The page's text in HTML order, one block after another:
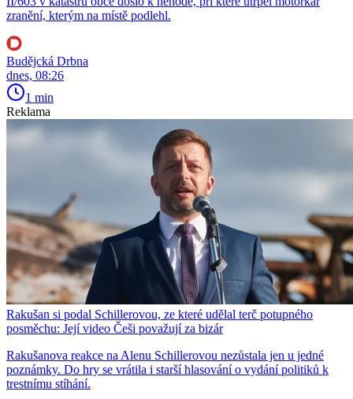
zranění, kterým na místě podlehl.
Budějcká Drbna
dnes, 08:26
1 min
Reklama
Rakušan si podal Schillerovou, ze které udělal terč potupného
posměchu: Její video Češi považují za bizár
Rakušanova reakce na Alenu Schillerovou nezůstala jen u jedné
poznámky. Do hry se vrátila i starší hlasování o vydání politiků k
trestnímu stíhání.